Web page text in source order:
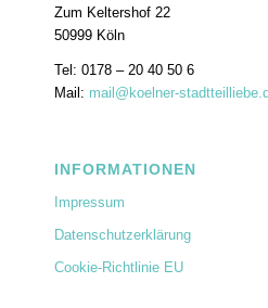
Zum Keltershof 22
50999 Köln
Tel: 0178 – 20 40 50 6
Mail: mail@koelner-
INFORMATIONEN
Impressum
Datenschutzerklärung
Cookie-Richtlinie EU